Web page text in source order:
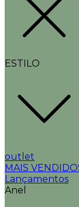
ESTILO
outlet
MAIS
Lançamentos
Anel